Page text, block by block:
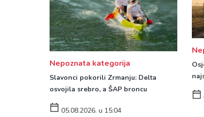
Nepoznata kategorija
Slavonci pokorili Zrmanju: Delta
osvojila srebro, a ŠAP broncu
05.08.2026. u 15:04